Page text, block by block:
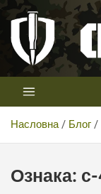
Скип
цонтент
Први војни канал
Насловна Блог
Ознака: